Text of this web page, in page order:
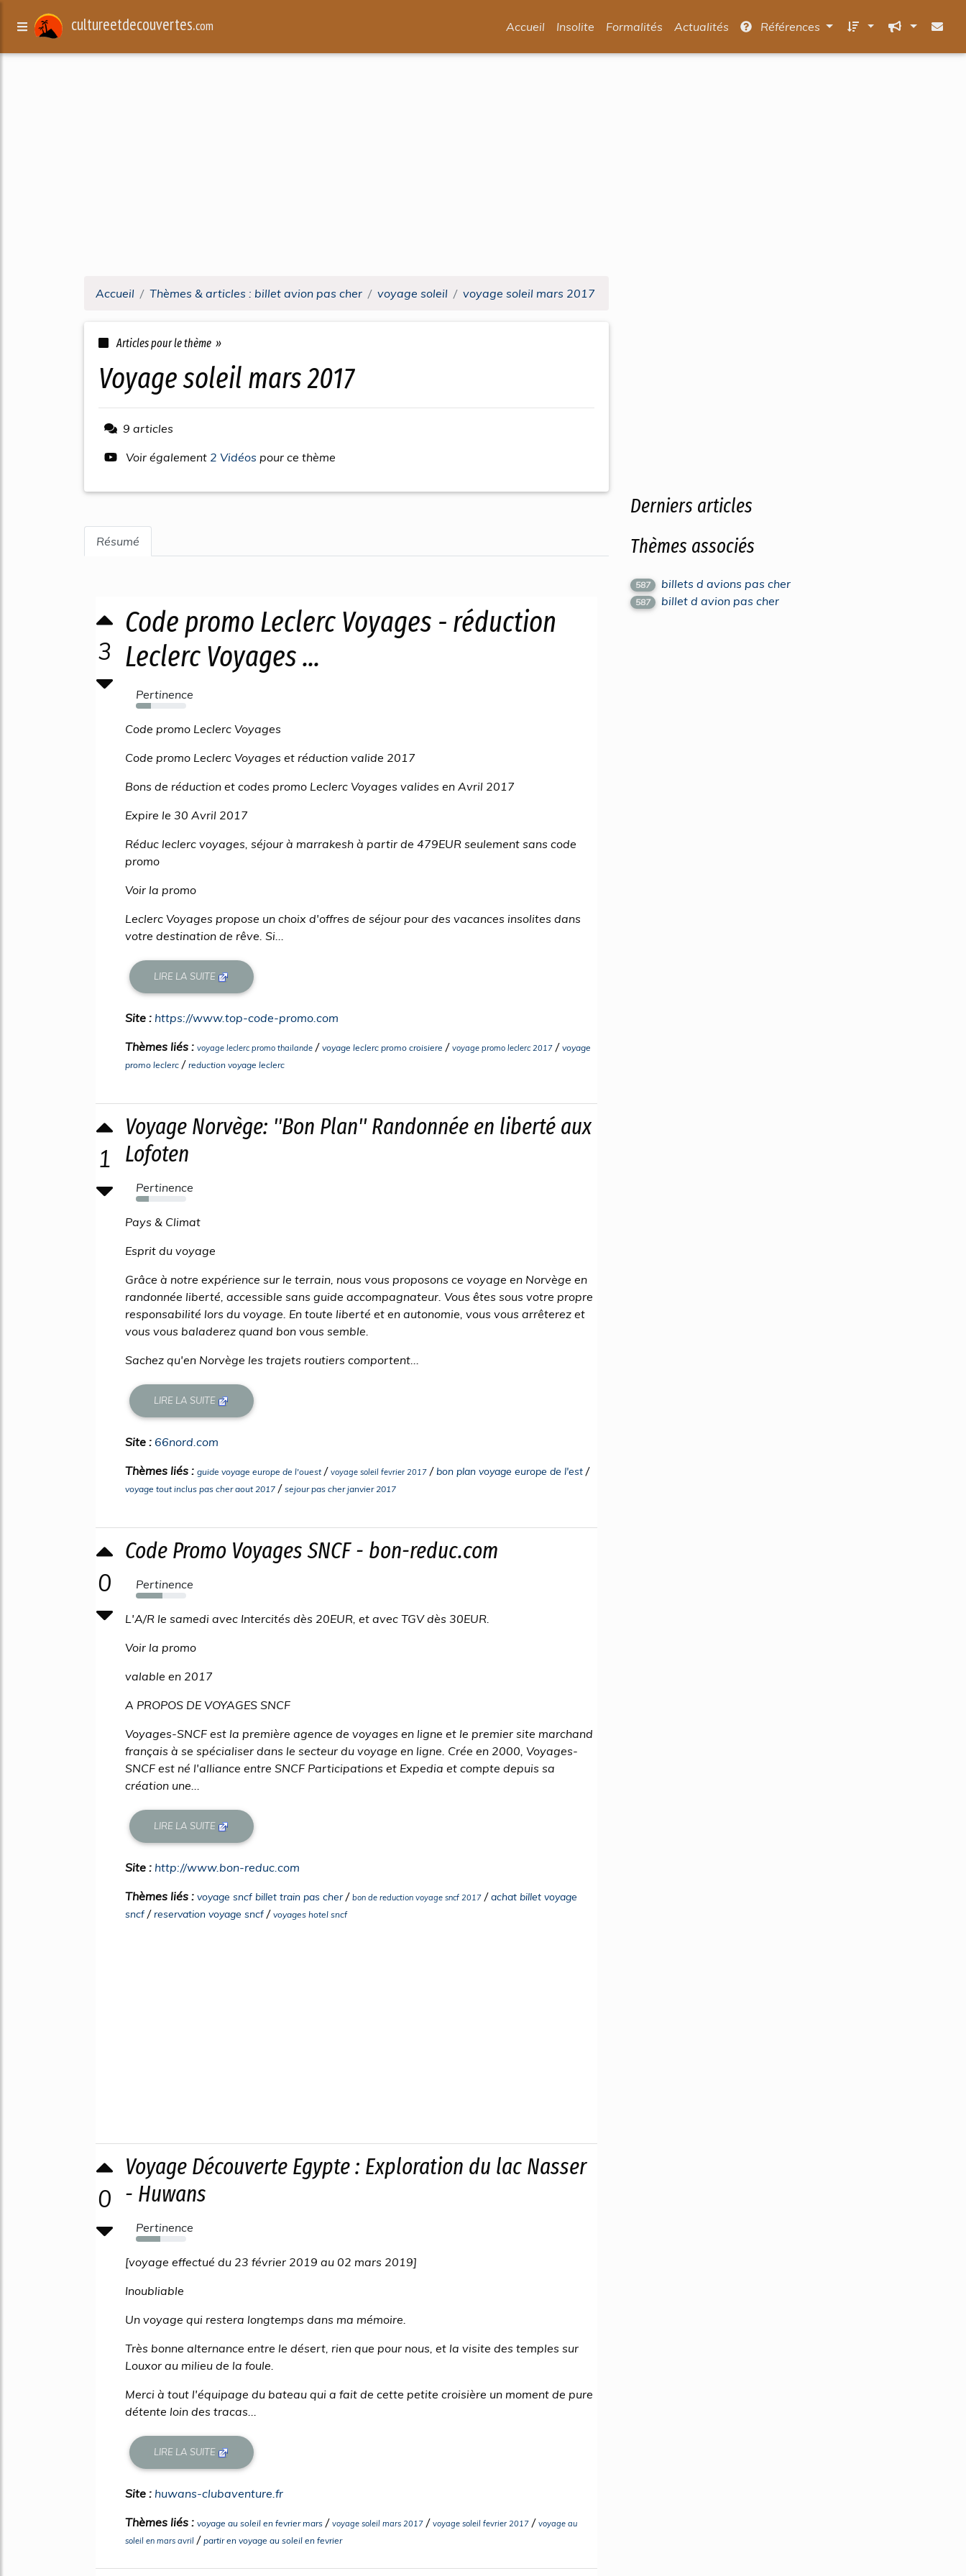
cultureetdecouvertes.com Accueil Insolite Formalités Actualités Références
Accueil Thèmes & articles : billet avion pas cher voyage soleil voyage soleil mars 2017
Articles pour le thème »
voyage soleil mars 2017
9 articles
Voir également 2 Vidéos pour ce thème
Résumé
3
Code promo Leclerc Voyages - réduction
Leclerc Voyages ...
Pertinence
30%
Code promo Leclerc Voyages
Code promo Leclerc Voyages et réduction valide 2017
Bons de réduction et codes promo Leclerc Voyages valides en Avril 2017
Expire le 30 Avril 2017
Réduc leclerc voyages, séjour à marrakesh à partir de 479EUR seulement sans code
promo
Voir la promo
Leclerc Voyages propose un choix d'offres de séjour pour des vacances insolites dans
votre destination de rêve. Si...
LIRE LA SUITE
Site : https://www.top-code-promo.com
Thèmes liés : voyage leclerc promo thailande / voyage leclerc promo croisiere / voyage promo leclerc 2017 / voyage
promo leclerc / reduction voyage leclerc
1
Voyage Norvège: ''Bon Plan'' Randonnée en liberté aux
Lofoten
Pertinence
25%
Pays & Climat
Esprit du voyage
Grâce à notre expérience sur le terrain, nous vous proposons ce voyage en Norvège en
randonnée liberté, accessible sans guide accompagnateur. Vous êtes sous votre propre
responsabilité lors du voyage. En toute liberté et en autonomie, vous vous arrêterez et
vous vous baladerez quand bon vous semble.
Sachez qu'en Norvège les trajets routiers comportent...
LIRE LA SUITE
Site : 66nord.com
Thèmes liés : guide voyage europe de l'ouest/ voyage soleil fevrier 2017 /bon plan voyage europe de l'est /
voyage tout inclus pas cher aout 2017 / sejour pas cher janvier 2017
0
Code Promo Voyages SNCF - bon-reduc.com
Pertinence
53%
L'A/R le samedi avec Intercités dès 20EUR, et avec TGV dès 30EUR.
Voir la promo
valable en 2017
A PROPOS DE VOYAGES SNCF
Voyages-SNCF est la première agence de voyages en ligne et le premier site marchand
français à se spécialiser dans le secteur du voyage en ligne. Crée en 2000, Voyages-
SNCF est né l'alliance entre SNCF Participations et Expedia et compte depuis sa
création une...
LIRE LA SUITE
Site : http://www.bon-reduc.com
Thèmes liés : voyage sncf billet train pas cher/ bon de reduction voyage sncf 2017 /achat billet voyage
sncf /reservation voyage sncf / voyages hotel sncf
0
Voyage Découverte Egypte : Exploration du lac Nasser
- Huwans
Pertinence
49%
[voyage effectué du 23 février 2019 au 02 mars 2019]
Inoubliable
Un voyage qui restera longtemps dans ma mémoire.
Très bonne alternance entre le désert, rien que pour nous, et la visite des temples sur
Louxor au milieu de la foule.
Merci à tout l'équipage du bateau qui a fait de cette petite croisière un moment de pure
détente loin des tracas...
LIRE LA SUITE
Site : huwans-clubaventure.fr
Thèmes liés : voyage au soleil en fevrier mars / voyage soleil mars 2017 / voyage soleil fevrier 2017 / voyage au
soleil en mars avril / partir en voyage au soleil en fevrier
Derniers articles
Thèmes associés
587 billets d avions pas cher
587 billet d avion pas cher